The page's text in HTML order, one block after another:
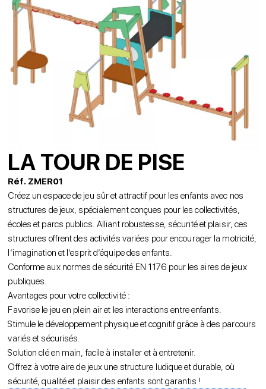
LA TOUR DE PISE
Réf. ZMER01
Créez un espace de jeu sûr et attractif pour les enfants avec nos
structures de jeux, spécialement conçues pour les collectivités,
écoles et parcs publics. Alliant robustesse, sécurité et plaisir, ces
structures offrent des activités variées pour encourager la motricité,
l’imagination et l’esprit d’équipe des enfants.
Conforme aux normes de sécurité EN 1176 pour les aires de jeux
publiques.
Avantages pour votre collectivité :
Favorise le jeu en plein air et les interactions entre enfants.
Stimule le développement physique et cognitif grâce à des parcours
variés et sécurisés.
Solution clé en main, facile à installer et à entretenir.
Offrez à votre aire de jeux une structure ludique et durable, où
sécurité, qualité et plaisir des enfants sont garantis !